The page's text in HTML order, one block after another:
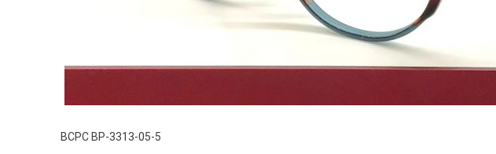
BCPC BP-3313-05-5